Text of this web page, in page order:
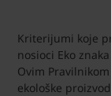
Kriterijumi koje
nosioci Eko
Ovim
ekološke